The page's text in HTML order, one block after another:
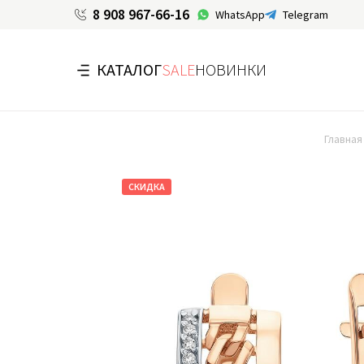
8 908 967-66-16 WhatsApp Telegram
КАТАЛОГSALEНОВИНКИ
Главная
СКИДКА